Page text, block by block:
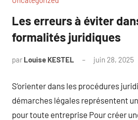
Les erreurs à éviter
formalités juridiques
par Louise KESTEL juin 28, 2025
S’orienter dans les procédures
démarches légales représentent
pour toute entreprise Pour créer